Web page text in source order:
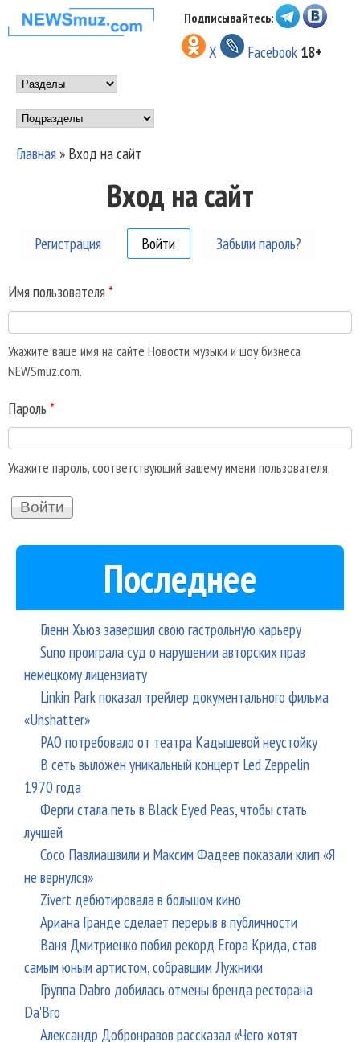
Перейти к основному
содержанию
НОВОСТИ
МУЗЫКИ И
ШОУ БИЗНЕСА
NEWSMUZ.COM
Подписывайтесь:
X Facebook 18+
Main menu
Подразделы
Вы здесь
Главная» Вход на сайт
Вход на сайт
Регистрация Войти (активная вкладка)
Забыли пароль?
Имя пользователя *
Укажите ваше имя на сайте Новости музыки и шоу бизнеса
NEWSmuz.com.
Пароль *
Укажите пароль, соответствующий вашему имени пользователя.
Последнее
Гленн Хьюз завершил свою гастрольную карьеру
Suno проиграла суд о нарушении авторских прав
немецкому лицензиату
Linkin Park показал трейлер документального фильма
«Unshatter»
РАО потребовало от театра Кадышевой неустойку
В сеть выложен уникальный концерт Led Zeppelin
1970 года
Ферги стала петь в Black Eyed Peas, чтобы стать
лучшей
Сосо Павлиашвили и Максим Фадеев показали клип «Я
не вернулся»
Zivert дебютировала в большом кино
Ариана Гранде сделает перерыв в публичности
Ваня Дмитриенко побил рекорд Егора Крида, став
самым юным артистом, собравшим Лужники
Группа Dabro добилась отмены бренда ресторана
Da'Bro
Александр Добронравов рассказал «Чего хотят